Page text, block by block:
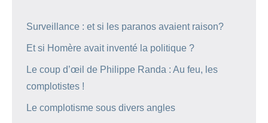
Surveillance : et si les paranos avaient raison?
Et si Homère avait inventé la politique ?
Le coup d’œil de Philippe Randa : Au feu, les
complotistes !
Le complotisme sous divers angles